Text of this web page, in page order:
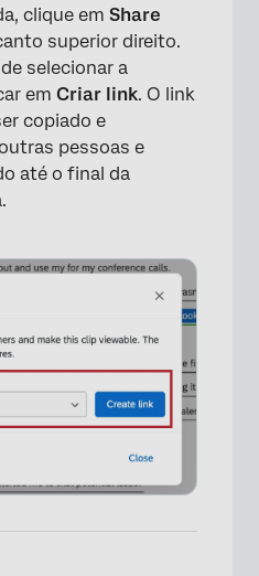
×
clique em Share
superior direito.
selecionar a
em Criar link. O link
copiado e
pessoas e
até o final da